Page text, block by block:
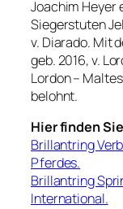
Joachim Heyer
Siegerstuten
v. Diarado. Mit
geb. 2016, v.
Lordon –
belohnt.
Hier finden
Brillantring
Pferdes.
Brillantring
International.